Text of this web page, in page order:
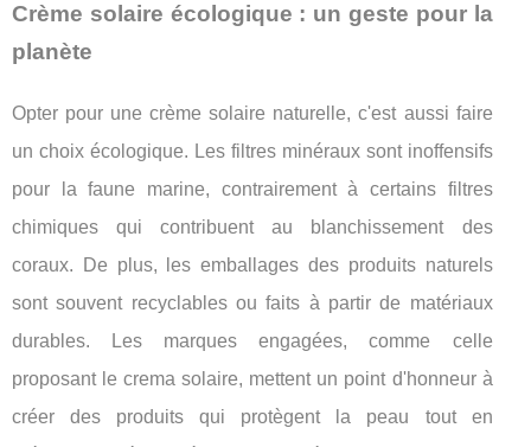
Crème solaire écologique : un geste pour la
planète
Opter pour une crème solaire naturelle, c'est aussi faire
un choix écologique. Les filtres minéraux sont inoffensifs
pour la faune marine, contrairement à certains filtres
chimiques qui contribuent au blanchissement des
coraux. De plus, les emballages des produits naturels
sont souvent recyclables ou faits à partir de matériaux
durables. Les marques engagées, comme celle
proposant le crema solaire, mettent un point d'honneur à
créer des produits qui protègent la peau tout en